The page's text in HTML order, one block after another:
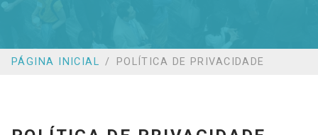
PÁGINA INICIAL POLÍTICA DE PRIVACIDADE